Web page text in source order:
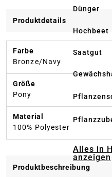
Dünger
Hochbeet
Saatgut
Alles in
anzeigen
Produktdetails
Farbe
Bronze/Navy
Größe
Pony
Material
100% Polyester
Produktbeschreibung